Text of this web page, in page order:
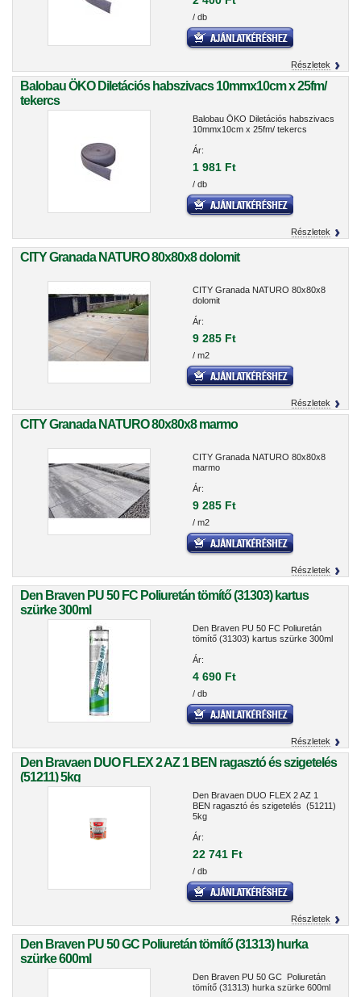
/ db
Részletek
Balobau ÖKO Diletációs habszivacs 10mmx10cm x 25fm/
tekercs
Balobau ÖKO Diletációs habszivacs
10mmx10cm x 25fm/ tekercs
Ár:
1 981 Ft
/ db
Részletek
CITY Granada NATURO 80x80x8 dolomit
CITY Granada NATURO 80x80x8
dolomit
Ár:
9 285 Ft
/ m2
Részletek
CITY Granada NATURO 80x80x8 marmo
CITY Granada NATURO 80x80x8
marmo
Ár:
9 285 Ft
/ m2
Részletek
Den Braven PU 50 FC Poliuretán tömítő (31303) kartus
szürke 300ml
Den Braven PU 50 FC Poliuretán
tömítő (31303) kartus szürke 300ml
Ár:
4 690 Ft
/ db
Részletek
Den Bravaen DUO FLEX 2 AZ 1 BEN ragasztó és szigetelés
(51211) 5kg
Den Bravaen DUO FLEX 2 AZ 1
BEN ragasztó és szigetelés (51211)
5kg
Ár:
22 741 Ft
/ db
Részletek
Den Braven PU 50 GC Poliuretán tömítő (31313) hurka
szürke 600ml
Den Braven PU 50 GC Poliuretán
tömítő (31313) hurka szürke 600ml